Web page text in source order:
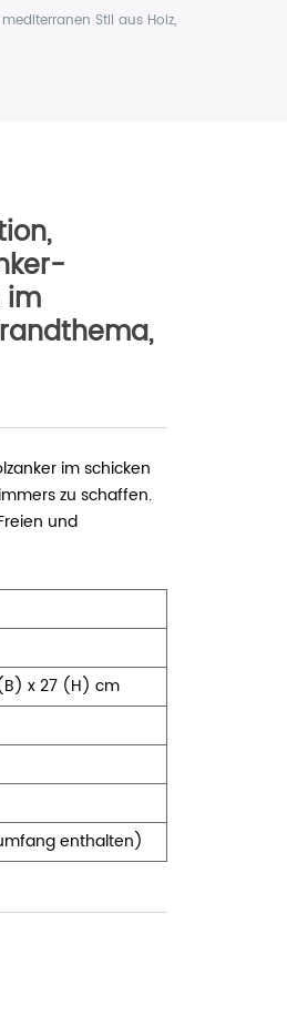
Stil aus Holz,
im
im schicken
zu schaffen.
und
x 27 (H) cm
enthalten)